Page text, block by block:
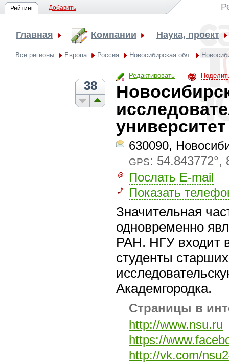
Рейтинг Добавить
Главная Компании Наука, проект
Все регионы Европа Россия Новосибирская обл.
Редактировать
38
630090,
GPS: 54.843772°,
Послать E-mail
Показать
Значительная
одновременно
РАН. НГУ входит
студенты
Академгородка.
–
Страницы в
http://www.nsu.ru
https://
http://vk.com/